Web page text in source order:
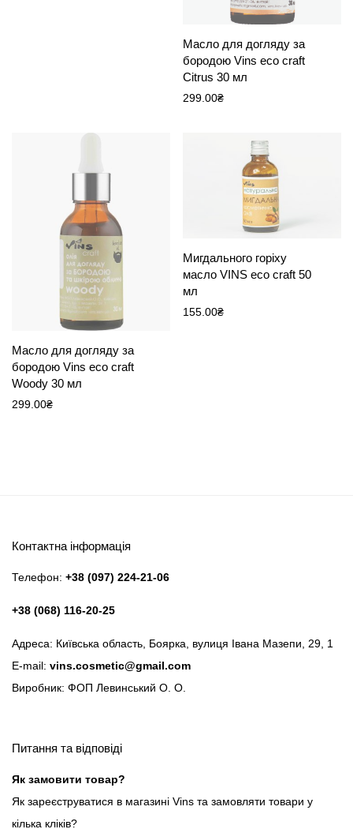
Масло для догляду за
бородою Vins eco craft
Citrus 30 мл
299.00₴
Масло для догляду за
бородою Vins eco craft
Woody 30 мл
299.00₴
Мигдального горіху
масло VINS eco craft 50
мл
155.00₴
Контактна інформація
Телефон: +38 (097) 224-21-06
+38 (068) 116-20-25
Адреса: Київська область, Боярка, вулиця Івана Мазепи, 29, 1
E-mail: vins.cosmetic@gmail.com
Виробник: ФОП Левинський О. О.
Питання та відповіді
Як замовити товар?
Як зареєструватися в магазині Vins та замовляти товари у
кілька кліків?